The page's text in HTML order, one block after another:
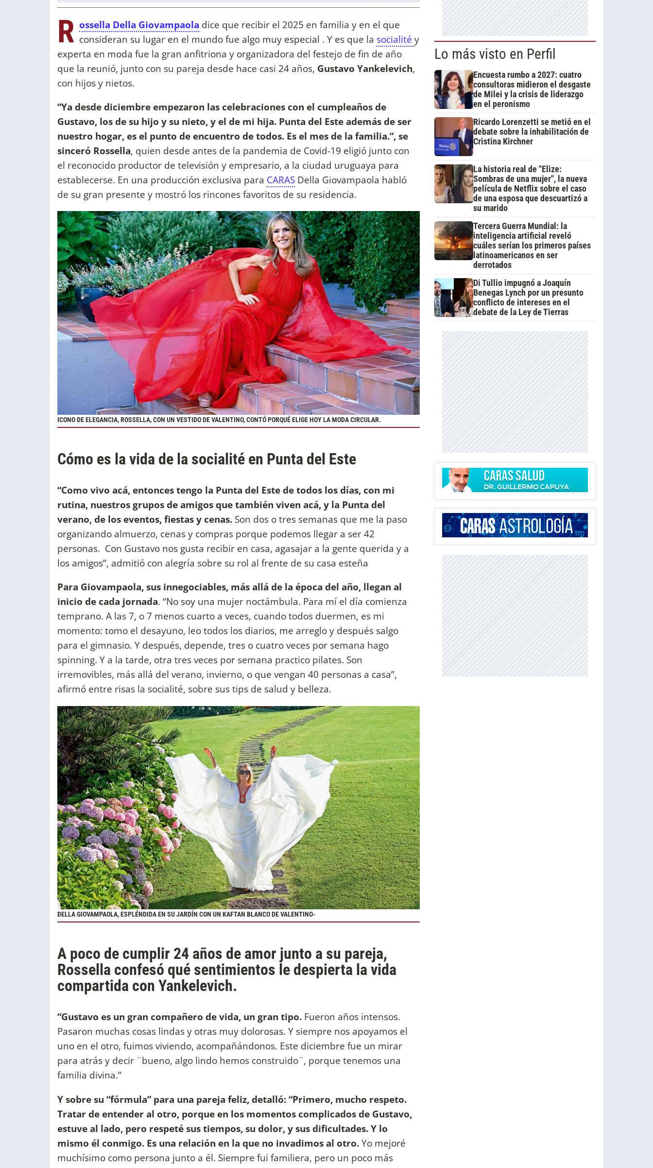
R ossella Della Giovampaola dice que recibir el 2025 en familia y en el que
consideran su lugar en el mundo fue algo muy especial . Y es que la socialité y
experta en moda fue la gran anfitriona y organizadora del festejo de fin de año
que la reunió, junto con su pareja desde hace casi 24 años, Gustavo Yankelevich,
con hijos y nietos.
“Ya desde diciembre empezaron las celebraciones con el cumpleaños de
Gustavo, los de su hijo y su nieto, y el de mi hija. Punta del Este además de ser
nuestro hogar, es el punto de encuentro de todos. Es el mes de la familia.”, se
sinceró Rossella, quien desde antes de la pandemia de Covid-19 eligió junto con
el reconocido productor de televisión y empresario, a la ciudad uruguaya para
establecerse. En una producción exclusiva para CARAS Della Giovampaola habló
de su gran presente y mostró los rincones favoritos de su residencia.
ICONO DE ELEGANCIA, ROSSELLA, CON UN VESTIDO DE VALENTINO, CONTÓ PORQUÉ ELIGE HOY LA MODA CIRCULAR.
Cómo es la vida de la socialité en Punta del Este
“Como vivo acá, entonces tengo la Punta del Este de todos los días, con mi
rutina, nuestros grupos de amigos que también viven acá, y la Punta del
verano, de los eventos, fiestas y cenas. Son dos o tres semanas que me la paso
organizando almuerzo, cenas y compras porque podemos llegar a ser 42
personas. Con Gustavo nos gusta recibir en casa, agasajar a la gente querida y a
los amigos”, admitió con alegría sobre su rol al frente de su casa esteña
Para Giovampaola, sus innegociables, más allá de la época del año, llegan al
inicio de cada jornada. “No soy una mujer noctámbula. Para mí el día comienza
temprano. A las 7, o 7 menos cuarto a veces, cuando todos duermen, es mi
momento: tomo el desayuno, leo todos los diarios, me arreglo y después salgo
para el gimnasio. Y después, depende, tres o cuatro veces por semana hago
spinning. Y a la tarde, otra tres veces por semana practico pilates. Son
irremovibles, más allá del verano, invierno, o que vengan 40 personas a casa”,
afirmó entre risas la socialité, sobre sus tips de salud y belleza.
DELLA GIOVAMPAOLA, ESPLÉNDIDA EN SU JARDÍN CON UN KAFTAN BLANCO DE VALENTINO-
A poco de cumplir 24 años de amor junto a su pareja,
Rossella confesó qué sentimientos le despierta la vida
compartida con Yankelevich.
“Gustavo es un gran compañero de vida, un gran tipo. Fueron años intensos.
Pasaron muchas cosas lindas y otras muy dolorosas. Y siempre nos apoyamos el
uno en el otro, fuimos viviendo, acompañándonos. Este diciembre fue un mirar
para atrás y decir ¨bueno, algo lindo hemos construido¨, porque tenemos una
familia divina.”
Y sobre su “fórmula” para una pareja feliz, detalló: “Primero, mucho respeto.
Tratar de entender al otro, porque en los momentos complicados de Gustavo,
estuve al lado, pero respeté sus tiempos, su dolor, y sus dificultades. Y lo
mismo él conmigo. Es una relación en la que no invadimos al otro.Yo mejoré
muchísimo como persona junto a él. Siempre fui familiera, pero un poco más
Lo más visto en Perfil
Encuesta rumbo a 2027: cuatro
consultoras midieron el desgaste
de Milei y la crisis de liderazgo
en el peronismo
Ricardo Lorenzetti se metió en el
debate sobre la inhabilitación de
Cristina Kirchner
La historia real de "Elize:
Sombras de una mujer", la nueva
película de Netflix sobre el caso
de una esposa que descuartizó a
su marido
Tercera Guerra Mundial: la
inteligencia artificial reveló
cuáles serían los primeros países
latinoamericanos en ser
derrotados
Di Tullio impugnó a Joaquín
Benegas Lynch por un presunto
conflicto de intereses en el
debate de la Ley de Tierras